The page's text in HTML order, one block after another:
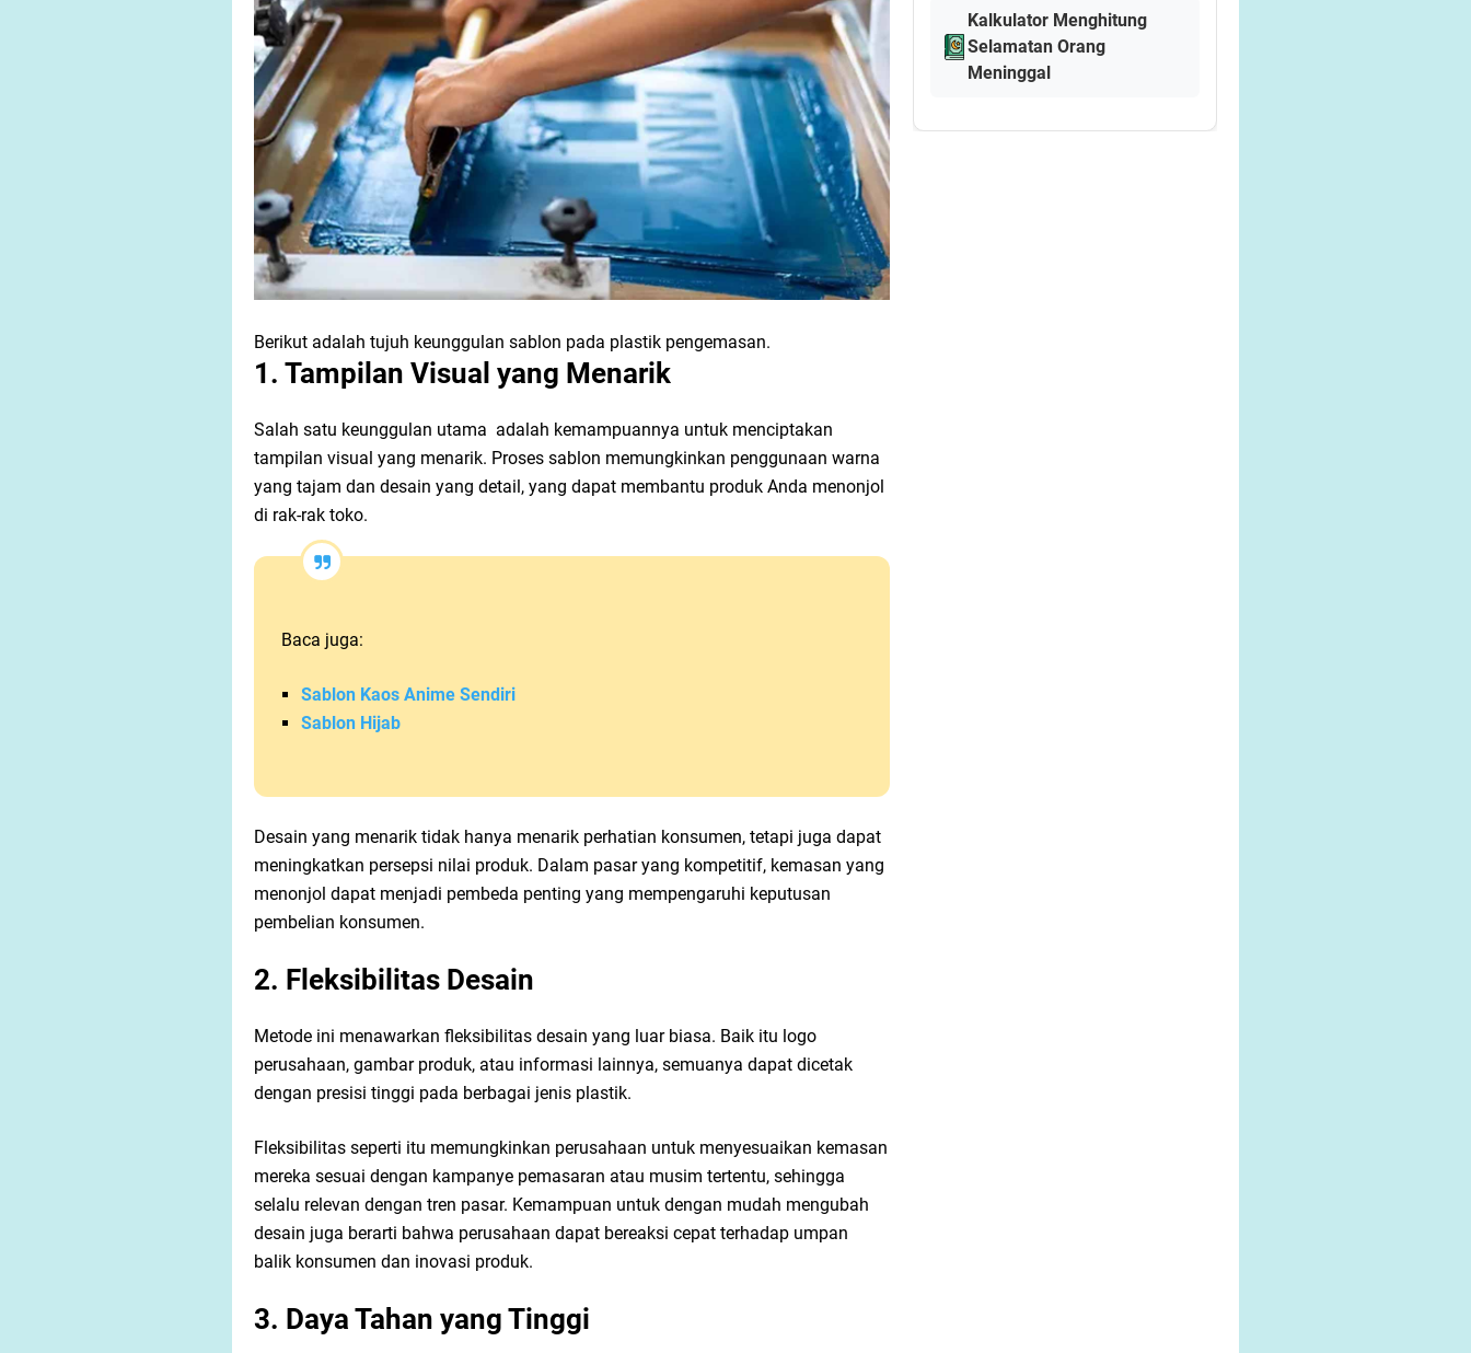
Berikut adalah tujuh keunggulan sablon pada plastik pengemasan.
1. Tampilan Visual yang Menarik
Salah satu keunggulan utama adalah kemampuannya untuk menciptakan
tampilan visual yang menarik. Proses sablon memungkinkan penggunaan warna
yang tajam dan desain yang detail, yang dapat membantu produk Anda menonjol
di rak-rak toko.
Baca juga:
Sablon Kaos Anime Sendiri
Sablon Hijab
Desain yang menarik tidak hanya menarik perhatian konsumen, tetapi juga dapat
meningkatkan persepsi nilai produk. Dalam pasar yang kompetitif, kemasan yang
menonjol dapat menjadi pembeda penting yang mempengaruhi keputusan
pembelian konsumen.
2. Fleksibilitas Desain
Metode ini menawarkan fleksibilitas desain yang luar biasa. Baik itu logo
perusahaan, gambar produk, atau informasi lainnya, semuanya dapat dicetak
dengan presisi tinggi pada berbagai jenis plastik.
Fleksibilitas seperti itu memungkinkan perusahaan untuk menyesuaikan kemasan
mereka sesuai dengan kampanye pemasaran atau musim tertentu, sehingga
selalu relevan dengan tren pasar. Kemampuan untuk dengan mudah mengubah
desain juga berarti bahwa perusahaan dapat bereaksi cepat terhadap umpan
balik konsumen dan inovasi produk.
3. Daya Tahan yang Tinggi
Kalkulator Menghitung
Selamatan Orang
Meninggal